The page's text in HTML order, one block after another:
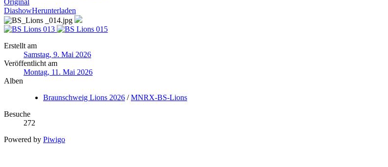
DiashowHerunterladen
Erstellt am
Samstag, 9. Mai 2026
Veröffentlicht am
Montag, 11. Mai 2026
Alben
Braunschweig Lions 2026 /MNRX-BS-Lions
Besuche
272
Powered by Piwigo